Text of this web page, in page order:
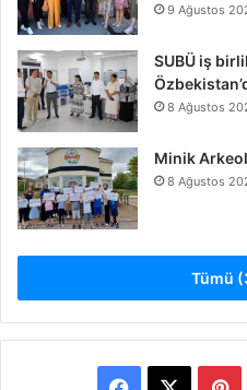
9 Ağustos
SUBÜ iş
8 Ağustos
Minik
8 Ağustos
Tümü